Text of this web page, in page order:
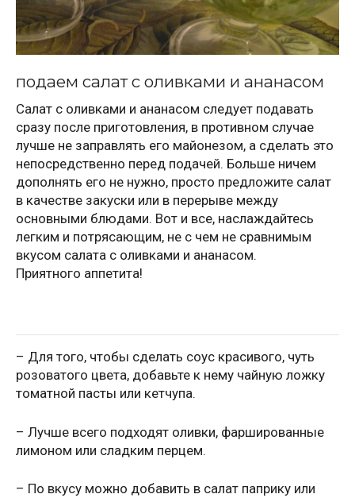
подаем салат с оливками и ананасом
Салат с оливками и ананасом следует подавать
сразу после приготовления, в противном случае
лучше не заправлять его майонезом, а сделать это
непосредственно перед подачей. Больше ничем
дополнять его не нужно, просто предложите салат
в качестве закуски или в перерыве между
основными блюдами. Вот и все, наслаждайтесь
легким и потрясающим, не с чем не сравнимым
вкусом салата с оливками и ананасом.
Приятного аппетита!
– Для того, чтобы сделать соус красивого, чуть
розоватого цвета, добавьте к нему чайную ложку
томатной пасты или кетчупа.
– Лучше всего подходят оливки, фаршированные
лимоном или сладким перцем.
– По вкусу можно добавить в салат паприку или